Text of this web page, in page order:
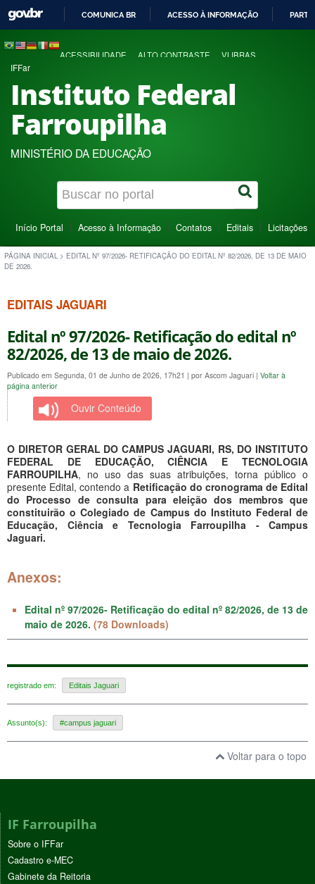
COMUNICA BR ACESSO À INFORMAÇÃO
ACESSIBILIDADE ALTO CONTRASTE VLIBRAS
IFFar
Instituto Federal
Farroupilha
MINISTÉRIO DA EDUCAÇÃO
Início Portal Acesso à Informação Contatos Editais Licitações
PÁGINA INICIAL > EDITAL Nº 97/2026- RETIFICAÇÃO DO EDITAL Nº 82/2026, DE 13 DE MAIO
DE 2026.
EDITAIS JAGUARI
Edital nº 97/2026- Retificação do edital nº
82/2026, de 13 de maio de 2026.
Publicado em Segunda, 01 de Junho de 2026, 17h21 | por Ascom Jaguari | Voltar à
página anterior
Ouvir Conteúdo
O DIRETOR GERAL DO CAMPUS JAGUARI, RS, DO INSTITUTO
FEDERAL DE EDUCAÇÃO, CIÊNCIA E TECNOLOGIA
FARROUPILHA, no uso das suas atribuições, torna público o
presente Edital, contendo a Retificação do cronograma de Edital
do Processo de consulta para eleição dos membros que
constituirão o Colegiado de Campus do Instituto Federal de
Educação, Ciência e Tecnologia Farroupilha - Campus
Jaguari.
Anexos:
Edital nº 97/2026- Retificação do edital nº 82/2026, de 13 de
maio de 2026. (78 Downloads)
registrado em: Editais Jaguari
Assunto(s): #campus jaguari
Voltar para o topo
IF Farroupilha
Sobre o IFFar
Cadastro e-MEC
Gabinete da Reitoria